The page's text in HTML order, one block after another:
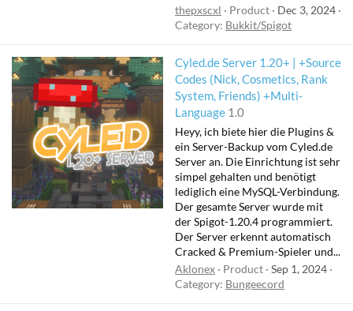
thepxscxl
Product
Dec 3, 2024
Category: Bukkit/Spigot
Cyled.de Server 1.20+ | +Source
Codes (Nick, Cosmetics, Rank
System, Friends) +Multi-
Language 1.0
Heyy, ich biete hier die Plugins &
ein Server-Backup vom Cyled.de
Server an. Die Einrichtung ist sehr
simpel gehalten und benötigt
lediglich eine MySQL-Verbindung.
Der gesamte Server wurde mit
der Spigot-1.20.4 programmiert.
Der Server erkennt automatisch
Cracked & Premium-Spieler und...
Aklonex
Product Sep 1, 2024
Category: Bungeecord